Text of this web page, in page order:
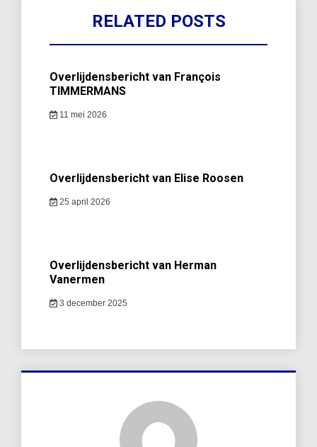
RELATED POSTS
Overlijdensbericht van François
TIMMERMANS
11 mei 2026
Overlijdensbericht van Elise Roosen
25 april 2026
Overlijdensbericht van Herman
Vanermen
3 december 2025